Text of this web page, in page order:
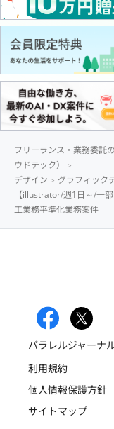
フリーランス・業務委託
ウドテック）
デザイン
グラフィック
【illustrator/週1日～/一
工業務平準化業務案件
パラレルジャーナ
利用規約
個人情報保護方針
サイトマップ